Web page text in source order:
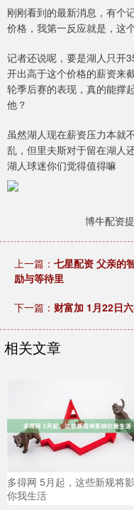
刚刚看到的最新消息，有个
价格，我第一反应就是，这
记者还说呢，要是湖人只开
开出高于这个价格的薪资来
轮季后赛的表现，真的能撑
他？
虽然湖人现在薪资压力本就
乱，但里夫斯对于留在湖人
湖人球迷你们觉得值得嘛
博牛配资
上一篇： 七星配资 父亲的
励与等待里
下一篇： 财富加 1月22日
相关文章
多得网 5月起，这些新规将
你我生活